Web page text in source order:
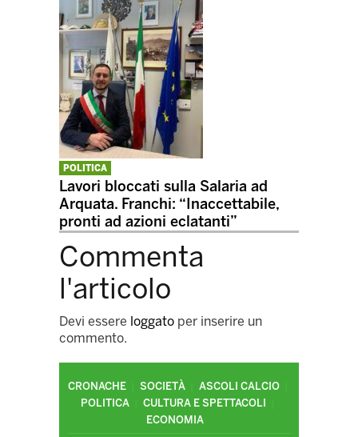
POLITICA
Lavori bloccati sulla Salaria ad
Arquata. Franchi: “Inaccettabile,
pronti ad azioni eclatanti”
Commenta
l'articolo
Devi essere loggato per inserire un
commento.
CRONACHE SOCIETÀ
ASCOLI CALCIO
POLITICA
CULTURA E SPETTACOLI
ECONOMIA